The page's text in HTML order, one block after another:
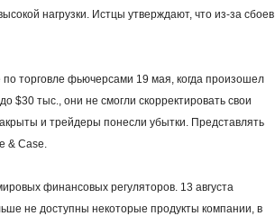
нагрузки. Истцы утверждают, что из-за сбоев
торговле фьючерсами 19 мая, когда произошел
$30 тыс., они не смогли скорректировать свои
и трейдеры понесли убытки. Представлять
& Case.
финансовых регуляторов. 13 августа
не доступны некоторые продукты компании, в